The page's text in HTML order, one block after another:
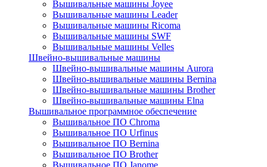
Вышивальные машины Joyee
Вышивальные машины Leader
Вышивальные машины Ricoma
Вышивальные машины SWF
Вышивальные машины Velles
Швейно-вышивальные машины
Швейно-вышивальные машины Aurora
Швейно-вышивальные машины Bernina
Швейно-вышивальные машины Brother
Швейно-вышивальные машины Elna
Вышивальное программное обеспечение
Вышивальное ПО Chroma
Вышивальное ПО Urfinus
Вышивальное ПО Bernina
Вышивальное ПО Brother
Вышивальное ПО Janome